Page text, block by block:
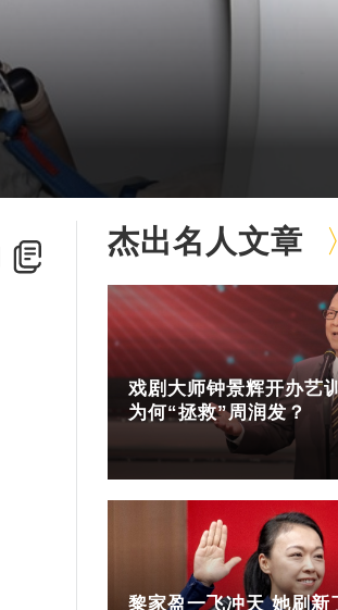
杰出名人文章
戏剧大师钟景辉开办艺
为何“拯救”周润发？
黎家盈一飞冲天 她刷新